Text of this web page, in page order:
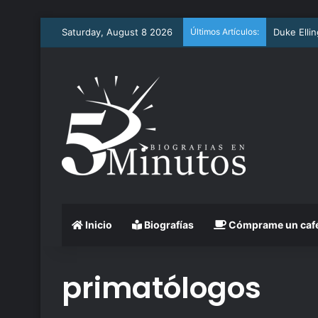
Saturday, August 8 2026 Últimos Artículos: Arthur
Inicio Biografías Cómprame un
primatólogos